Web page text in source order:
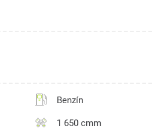
Benzín
1 650 cmm